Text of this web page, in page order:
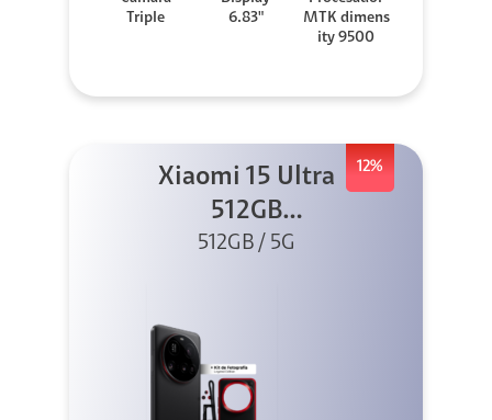
Triple
6.83"
MTK dimens
ity 9500
12%
Xiaomi 15 Ultra
512GB
Photography Kit
512GB / 5G